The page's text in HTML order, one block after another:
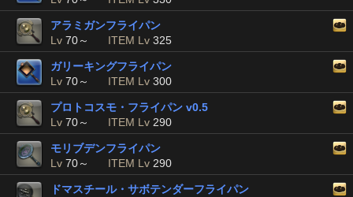
アラミガンフライパン
Lv 70～ ITEM Lv 325
ガリーキングフライパン
Lv 70～ ITEM Lv 300
プロトコスモ・フライパン v0.5
Lv 70～ ITEM Lv 290
モリブデンフライパン
Lv 70～ ITEM Lv 290
ドマスチール・サボテンダーフライパン